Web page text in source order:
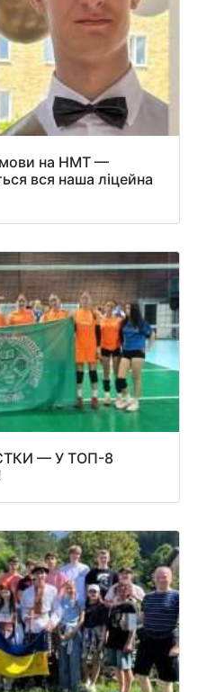
мови на НМТ —
вся наша ліцейна
— У ТОП-8